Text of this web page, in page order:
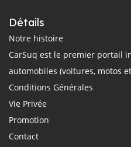
Détails
Notre histoire
CarSuq est le premier portail
automobiles (voitures, motos
Conditions Générales
Vie Privée
Promotion
Contact